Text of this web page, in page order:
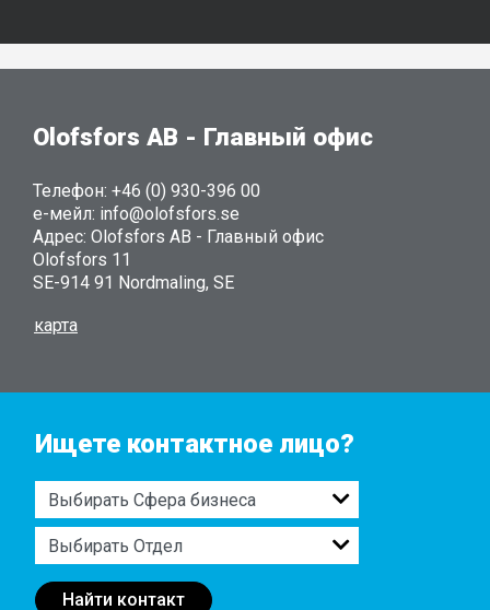
Olofsfors AB - Главный офис
Телефон: +46 (0) 930-396 00
е-мейл: info@olofsfors.se
Адрес: Olofsfors AB - Главный офис
Olofsfors 11
SE-914 91 Nordmaling, SE
карта
Ищете контактное лицо?
Найти контакт